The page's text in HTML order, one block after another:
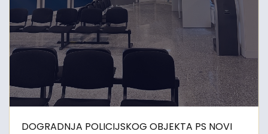
DOGRADNJA POLICIJSKOG OBJEKTA PS NOVI